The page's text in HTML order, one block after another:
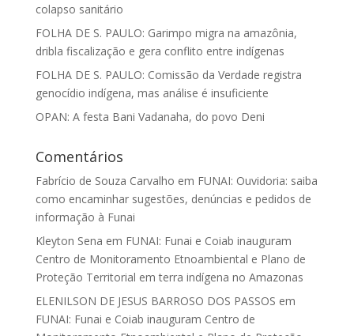
colapso sanitário
FOLHA DE S. PAULO: Garimpo migra na amazônia,
dribla fiscalização e gera conflito entre indígenas
FOLHA DE S. PAULO: Comissão da Verdade registra
genocídio indígena, mas análise é insuficiente
OPAN: A festa Bani Vadanaha, do povo Deni
Comentários
Fabrício de Souza Carvalho em FUNAI: Ouvidoria: saiba
como encaminhar sugestões, denúncias e pedidos de
informação à Funai
Kleyton Sena em FUNAI: Funai e Coiab inauguram
Centro de Monitoramento Etnoambiental e Plano de
Proteção Territorial em terra indígena no Amazonas
ELENILSON DE JESUS BARROSO DOS PASSOS em
FUNAI: Funai e Coiab inauguram Centro de